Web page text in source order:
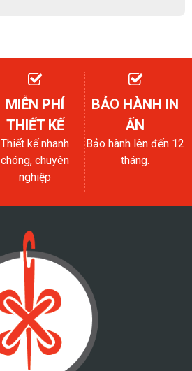
MIỄN PHÍ
THIẾT KẾ
Thiết kế nhanh
chóng, chuyên
nghiệp
BẢO HÀNH IN
ẤN
Bảo hành lên đến 12
tháng.